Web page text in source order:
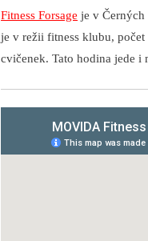
Fitness Forsage je v
je v režii fitness klubu,
cvičenek. Tato hodina jede i